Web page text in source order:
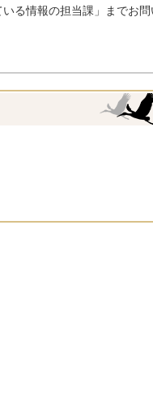
る情報の担当課」までお問